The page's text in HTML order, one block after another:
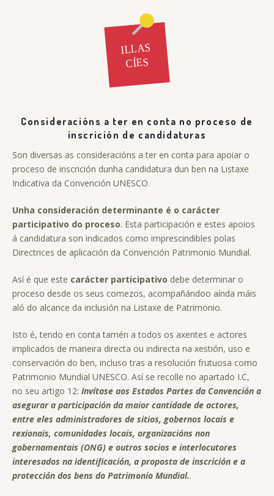
Consideracións a ter en conta no proceso de
inscrición de candidaturas
Son diversas as consideracións a ter en conta para apoiar o
proceso de inscrición dunha candidatura dun ben na Listaxe
Indicativa da Convención UNESCO.
Unha consideración determinante é o carácter
participativo do proceso. Esta participación e estes apoios
á candidatura son indicados como imprescindibles polas
Directrices de aplicación da Convención Patrimonio Mundial.
Así é que este carácter participativo debe determinar o
proceso desde os seus comezos, acompañándoo aínda máis
aló do alcance da inclusión na Listaxe de Patrimonio.
Isto é, tendo en conta tamén a todos os axentes e actores
implicados de maneira directa ou indirecta na xestión, uso e
conservación do ben, incluso tras a resolución frutuosa como
Patrimonio Mundial UNESCO. Así se recolle no apartado I.C,
no seu artigo 12: Invítase aos Estados Partes da Convención a
asegurar a participación da maior cantidade de actores,
entre eles administradores de sitios, gobernos locais e
rexionais, comunidades locais, organizacións non
gobernamentais (ONG) e outros socios e interlocutores
interesados na identificación, a proposta de inscrición e a
protección dos bens do Patrimonio Mundial..